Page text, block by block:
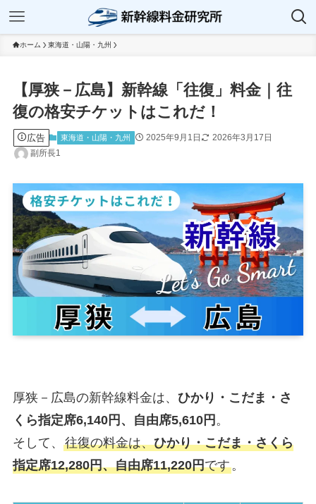
ホーム 東海道・山陽・九州
【厚狭－広島】新幹線「往復」料金｜往
復の格安チケットはこれだ！
広告 東海道・山陽・九州 2025年9月1日
2026年3月17日
副所長1
厚狭－広島の新幹線料金は、 ひかり・こだま・さ
くら指定席6,140円、自由席5,610円 。
そして、 往復の料金は、ひかり・こだま・さくら
指定席12,280円、自由席11,220円です。